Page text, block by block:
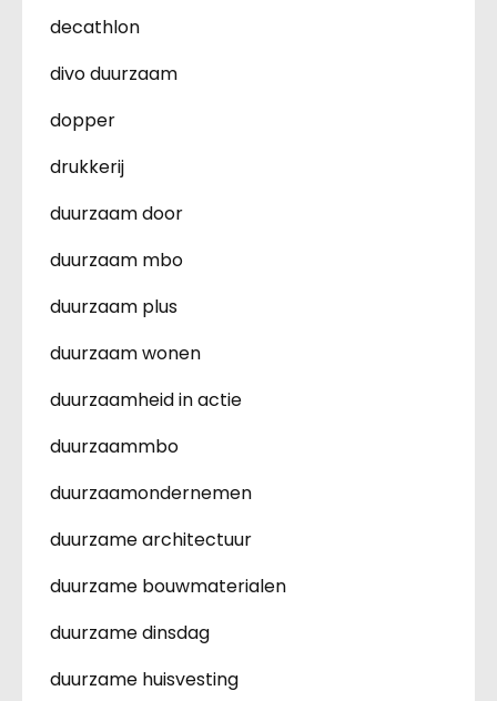
decathlon
divo duurzaam
dopper
drukkerij
duurzaam door
duurzaam mbo
duurzaam plus
duurzaam wonen
duurzaamheid in actie
duurzaammbo
duurzaamondernemen
duurzame architectuur
duurzame bouwmaterialen
duurzame dinsdag
duurzame huisvesting